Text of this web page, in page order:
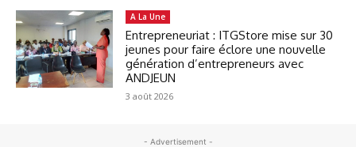
A La Une
Entrepreneuriat : ITGStore mise sur 30
jeunes pour faire éclore une nouvelle
génération d’entrepreneurs avec
ANDJEUN
3 août 2026
- Advertisement -